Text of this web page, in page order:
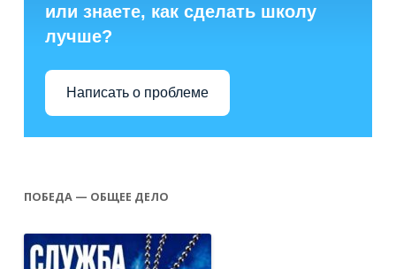
или знаете, как сделать школу
лучше?
Написать о проблеме
ПОБЕДА — ОБЩЕЕ ДЕЛО